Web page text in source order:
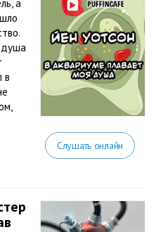
а
душа
в
Слушать онлайн